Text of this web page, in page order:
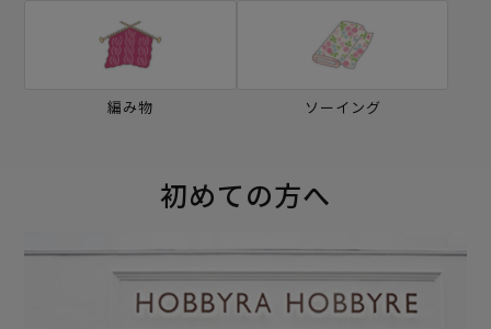
編み物 ソーイング
初めての方へ